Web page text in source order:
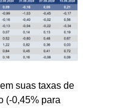
suas taxas de
(-0,45% para